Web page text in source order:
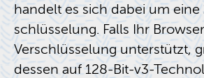
han­delt es sich dabei um
schlüs­se­lung. Falls Ihr
Ver­schlüs­se­lung un­ter­stützt,
des­sen auf 128-Bit-v3-